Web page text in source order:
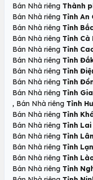
Bán Nhà riêng Thành
Bán Nhà riêng Tỉnh An
Bán Nhà riêng Tỉnh
Bán Nhà riêng Tỉnh Cà
Bán Nhà riêng Tỉnh
Bán Nhà riêng Tỉnh
Bán Nhà riêng Tỉnh
Bán Nhà riêng Tỉnh
Bán Nhà riêng Tỉnh
, Bán Nhà riêng Tỉnh
Bán Nhà riêng Tỉnh
Bán Nhà riêng Tỉnh Lai
Bán Nhà riêng Tỉnh
Bán Nhà riêng Tỉnh
Bán Nhà riêng Tỉnh
Bán Nhà riêng Tỉnh